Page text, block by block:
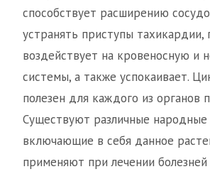
способствует расширению
устранять приступы тахикардии,
воздействует на кровеносную и
системы, а также успокаивает.
полезен для каждого из органов
Существуют различные
включающие в себя данное
применяют при лечении болезней